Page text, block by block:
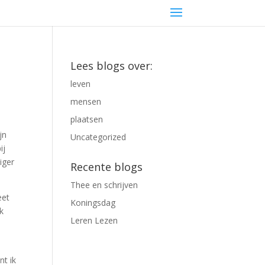
ik
Lees blogs over:
leven
mensen
plaatsen
Uncategorized
Recente blogs
Thee en schrijven
Koningsdag
Leren Lezen